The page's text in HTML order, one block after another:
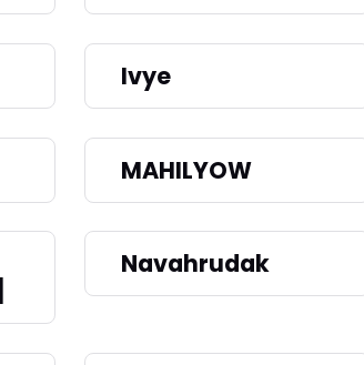
Ivye
MAHILYOW
Navahrudak